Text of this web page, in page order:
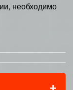
необходимо
+